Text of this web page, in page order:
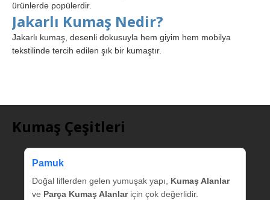
ürünlerde popülerdir.
Jakarlı Kumaş Nedir?
Jakarlı kumaş, desenli dokusuyla hem giyim hem mobilya
tekstilinde tercih edilen şık bir kumaştır.
Kumaş Çeşitleri
Pamuk
Doğal liflerden gelen yumuşak yapı, Kumaş Alanlar
ve Parça Kumaş Alanlariçin çok değerlidir.